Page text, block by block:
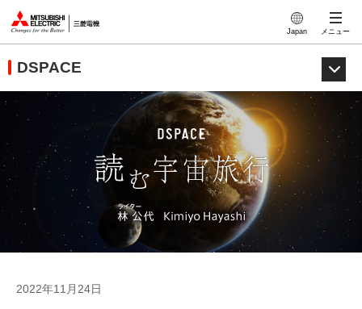
Japan メニュー
DSPACE
2022年11月24日